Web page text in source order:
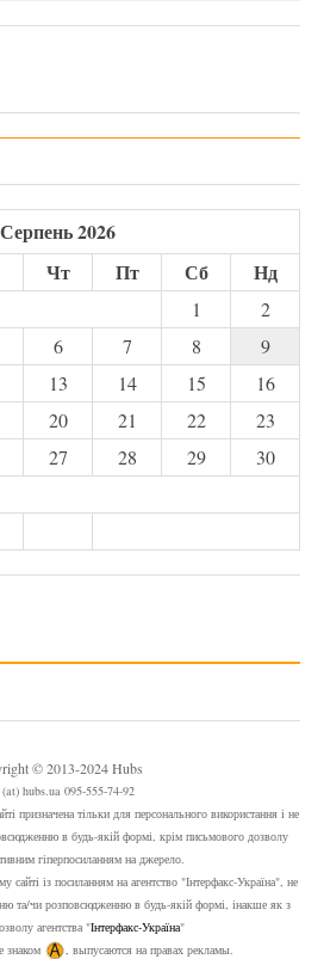
Серпень 2026
Чт Пт Сб Нд
1
2
6 7 8
9
13 14 15
16
20 21 22
23
27 28 29
30
© 2013-2024 Hubs
hubs.ua 095-555-74-92
призначена тільки для персонального використання і не
в будь-якій формі, крім письмового дозволу
гіперпосиланням на джерело.
сайті із посиланням на агентство "Інтерфакс-Україна", не
та/чи розповсюдженню в будь-якій формі, інакше як з
агентства "Інтерфакс-Україна"
знаком
, выпусаются на правах рекламы.